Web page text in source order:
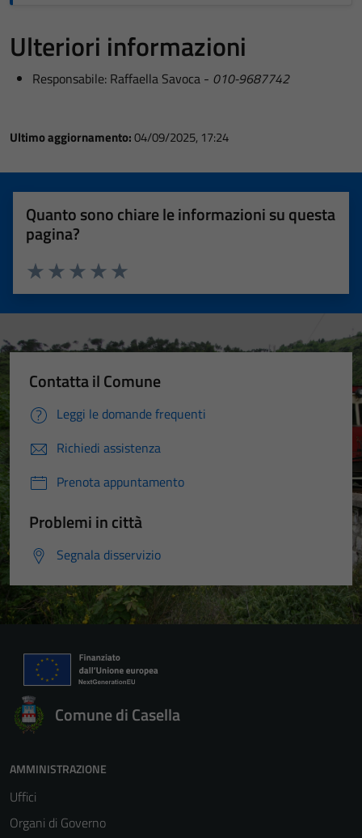
Ulteriori informazioni
Responsabile: Raffaella Savoca - 010-9687742
Ultimo aggiornamento:04/09/2025, 17:24
Quanto sono chiare le informazioni su questa
pagina?
Valuta 5 stelle su 5
Valuta 4 stelle su 5
Valuta 3 stelle su 5
Valuta 2 stelle su 5
Valuta 1 stelle su 5
Contatta il Comune
Leggi le domande frequenti
Richiedi assistenza
Prenota appuntamento
Problemi in città
Segnala disservizio
Comune di Casella
AMMINISTRAZIONE
Uffici
Organi di Governo